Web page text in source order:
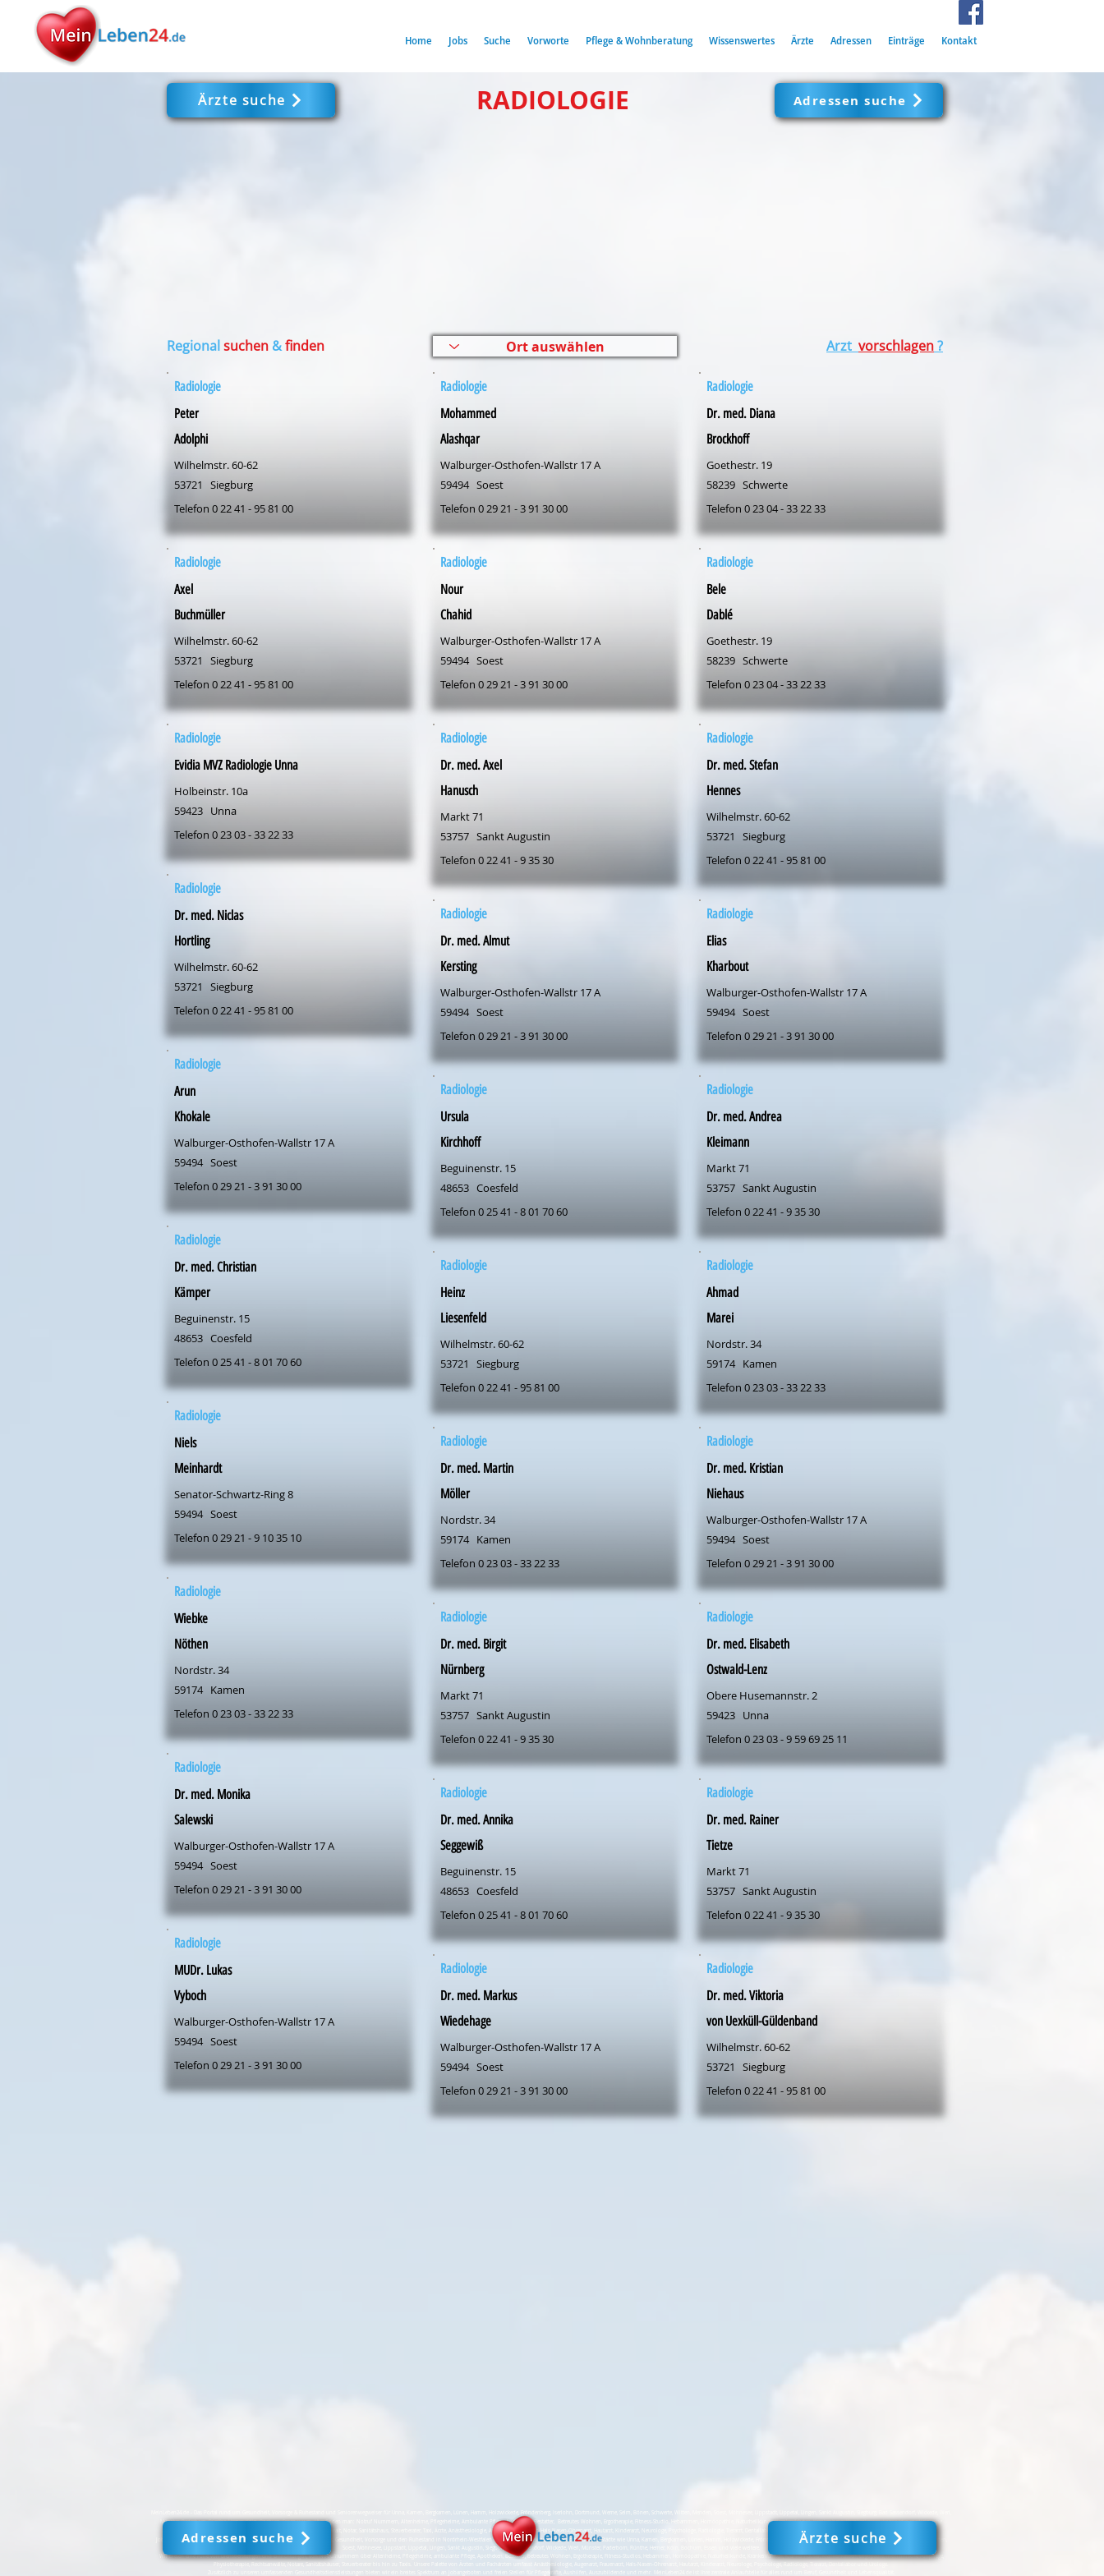
Home Jobs Suche Vorworte Pflege & Wohnberatung Wissenswertes Ärzte Adressen Einträge Kontakt
RADIOLOGIE Adressen suche
Ärzte suche
Regional suchen &finden Arzt vorschlagen?
Radiologie
Peter
Adolphi
Wilhelmstr. 60-62
53721
Siegburg
Telefon 0 22 41 - 95 81 00
Radiologie
Axel
Buchmüller
Wilhelmstr. 60-62
53721
Siegburg
Telefon 0 22 41 - 95 81 00
Radiologie
Evidia MVZ Radiologie Unna
Holbeinstr. 10a
59423 Unna
Telefon 0 23 03 - 33 22 33
Radiologie
Dr. med. Niclas
Hortling
Wilhelmstr. 60-62
53721
Siegburg
Telefon 0 22 41 - 95 81 00
Radiologie
Arun
Khokale
Walburger-Osthofen-Wallstr 17 A
59494 Soest
Telefon 0 29 21 - 3 91 30 00
Radiologie
Dr. med. Christian
Kämper
Beguinenstr. 15
48653 Coesfeld
Telefon 0 25 41 - 8 01 70 60
Radiologie
Niels
Meinhardt
Senator-Schwartz-Ring 8
59494 Soest
Telefon 0 29 21 - 9 10 35 10
Radiologie
Wiebke
Nöthen
Nordstr. 34
59174 Kamen
Telefon 0 23 03 - 33 22 33
Radiologie
Dr. med. Monika
Salewski
Walburger-Osthofen-Wallstr 17 A
59494 Soest
Telefon 0 29 21 - 3 91 30 00
Radiologie
MUDr. Lukas
Vyboch
Walburger-Osthofen-Wallstr 17 A
59494 Soest
Telefon 0 29 21 - 3 91 30 00
Radiologie
Mohammed
Alashqar
Walburger-Osthofen-Wallstr 17 A
59494 Soest
Telefon 0 29 21 - 3 91 30 00
Radiologie
Nour
Chahid
Walburger-Osthofen-Wallstr 17 A
59494 Soest
Telefon 0 29 21 - 3 91 30 00
Radiologie
Dr. med. Axel
Hanusch
Markt 71
53757 Sankt Augustin
Telefon 0 22 41 - 9 35 30
Radiologie
Dr. med. Almut
Kersting
Walburger-Osthofen-Wallstr 17 A
59494 Soest
Telefon 0 29 21 - 3 91 30 00
Radiologie
Ursula
Kirchhoff
Beguinenstr. 15
48653 Coesfeld
Telefon 0 25 41 - 8 01 70 60
Radiologie
Heinz
Liesenfeld
Wilhelmstr. 60-62
53721
Siegburg
Telefon 0 22 41 - 95 81 00
Radiologie
Dr. med. Martin
Möller
Nordstr. 34
59174 Kamen
Telefon 0 23 03 - 33 22 33
Radiologie
Dr. med. Birgit
Nürnberg
Markt 71
53757 Sankt Augustin
Telefon 0 22 41 - 9 35 30
Radiologie
Dr. med. Annika
Seggewiß
Beguinenstr. 15
48653 Coesfeld
Telefon 0 25 41 - 8 01 70 60
Radiologie
Dr. med. Markus
Wiedehage
Walburger-Osthofen-Wallstr 17 A
59494 Soest
Telefon 0 29 21 - 3 91 30 00
Radiologie
Dr. med. Diana
Brockhoff
Goethestr. 19
58239 Schwerte
Telefon 0 23 04 - 33 22 33
Radiologie
Bele
Dablé
Goethestr. 19
58239 Schwerte
Telefon 0 23 04 - 33 22 33
Radiologie
Dr. med. Stefan
Hennes
Wilhelmstr. 60-62
53721
Siegburg
Telefon 0 22 41 - 95 81 00
Radiologie
Elias
Kharbout
Walburger-Osthofen-Wallstr 17 A
59494 Soest
Telefon 0 29 21 - 3 91 30 00
Radiologie
Dr. med. Andrea
Kleimann
Markt 71
53757 Sankt Augustin
Telefon 0 22 41 - 9 35 30
Radiologie
Ahmad
Marei
Nordstr. 34
59174 Kamen
Telefon 0 23 03 - 33 22 33
Radiologie
Dr. med. Kristian
Niehaus
Walburger-Osthofen-Wallstr 17 A
59494 Soest
Telefon 0 29 21 - 3 91 30 00
Radiologie
Dr. med. Elisabeth
Ostwald-Lenz
Obere Husemannstr. 2
59423 Unna
Telefon 0 23 03 - 9 59 69 25 11
Radiologie
Dr. med. Rainer
Tietze
Markt 71
53757 Sankt Augustin
Telefon 0 22 41 - 9 35 30
Radiologie
Dr. med. Viktoria
von Uexküll-Güldenband
Wilhelmstr. 60-62
53721
Siegburg
Telefon 0 22 41 - 95 81 00
MeinLeben24.de - Das Portal rund um Gesundheit, Vorsorge & Ruhestand und Seniorenwegweiser für Unna, Kamen, Bergkamen, Lünen, Hamm, Holzwickede, Fröndenberg, Iserlohn, Dortmund, Werne, Selm, Bönen, Schwerte, Witten, Menden, Soest, Möhnesee, Lippstadt, Lippetal, Lingen, Sankt Augustin, Siegburg, Bad Sassendorf, Wickede, Werl,
Münster, Paderborn, Rünthe, Hemer, Köln, Bochum, Essen u.v.m. Hier finden man: Notruf Nummern, Altenheime, Pflegeheime, Ambulante Pflege, Apotheken, Bestatter, Betreutes Wohnen, Ergotherapie, Fitness-Studio, Hebammen, Homöopathie, Naturheilkunde, Krankenfahrten, Krankenhaus, Krankenkassen, Logopädie, medizinische
Fusspflege, Physiotherapie, Rechtsanwalt, Notar, Sanitätshaus, Steuerberater, Taxi, Ärzte, Anästhesiologie, Augenarzt, Frauenarzt, Hals-Nasen-Ohrenarzt, Hautarzt, Kinderarzt, Neurologe, Psychologe, Radiologie, Tierarzt, Dentallabor, Zahnarzt, Urologe - Mein Leben 24 #
JobX24.nrw, jobX24.de und MeinLeben24.de sind führende Portale für Jobs, Gesundheit, Vorsorge und den Ruhestand in Nordrhein-Westfalen (NRW). Unsere Reichweite erstreckt sich über Städte wie Unna, Kamen, Bergkamen, Lünen, Hamm, Holzwickede, Fröndenberg, Iserlohn, Dortmund, Werne, Selm, Bönen, Schwerte, Witten, Menden,
Soest, Möhnesee, Lippstadt, Lippetal, Lingen, Sankt Augustin, Siegburg, Bad Sassendorf, Wickede, Werl, Münster, Paderborn, Rünthe, Hemer, Köln, Bochum, Essen und viele weitere.
Wir bieten eine Fülle von Dienstleistungen und Einrichtungen, von Notrufnummern über Altenheime, Pflegeheime, ambulante Pflege, Apotheken, Bestatter, betreutes Wohnen, Ergotherapie, Fitness-Studios, Hebammen, Homöopathie, Naturheilkunde, Krankenfahrten, Krankenhäuser, Krankenkassen, Logopädie, medizinische Fußpflege,
Physiotherapie, Rechtsanwälte, Notare, Sanitätshäuser, Steuerberater bis hin zu Taxis. Unsere Palette von Ärzten und Fachärzten umfasst Anästhesiologie, Augenarzt, Frauenarzt, Hals-Nasen-Ohrenarzt, Hautarzt, Kinderarzt, Neurologe, Psychologe, Radiologe, Tierarzt, Dentallabor und Urologe.
Zusätzlich zu unseren umfassenden Gesundheitsdienstleistungen bieten wir ein breites Spektrum an Jobangeboten und freien Stellen für Pflegekräfte, Aushilfen, Auszubildende und mehr. MeinLeben24.de ist Ihre zentrale Anlaufstelle für alles rund um Beruf, Gesundheit und Lebensqualität.
Adressen suche Ärzte suche